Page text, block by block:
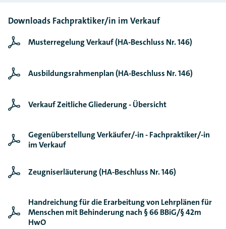
Downloads Fachpraktiker/in im Verkauf
Musterregelung Verkauf (HA-Beschluss Nr. 146)
Ausbildungsrahmenplan (HA-Beschluss Nr. 146)
Verkauf Zeitliche Gliederung - Übersicht
Gegenüberstellung Verkäufer/-in - Fachpraktiker/-in
im Verkauf
Zeugniserläuterung (HA-Beschluss Nr. 146)
Handreichung für die Erarbeitung von Lehrplänen für
Menschen mit Behinderung nach § 66 BBiG/§ 42m
HwO